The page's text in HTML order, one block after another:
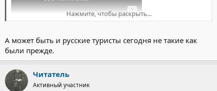
Жемчужина нашего кинематографа. Такие фильмы снимать
Нажмите, чтобы раскрыть...
А может быть и русские туристы сегодня не такие как
были прежде.
Читатель
Активный участник